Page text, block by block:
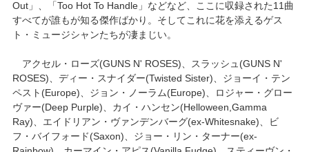
Out」、「Too Hot To Handle」などなど、ここに収録された11曲
すべてが誰もが知る傑作ばかり。そしてこれに花を添えるゲス
ト・ミュージシャンたちが凄まじい。
アクセル・ローズ(GUNS N' ROSES)、スラッシュ(GUNS N'
ROSES)、ディー・スナイダー(Twisted Sister)、ジョーイ・テン
ペスト(Europe)、ジョン・ノーラム(Europe)、ロジャー・グロー
ヴァー(Deep Purple)、カイ・ハンセン(Helloween,Gamma
Ray)、エイドリアン・ヴァンデンバーグ(ex-Whitesnake)、ビ
フ・バイフォード(Saxon)、ジョー・リン・ターナー(ex-